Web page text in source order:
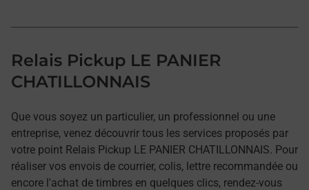
Relais Pickup LE PANIER
CHATILLONNAIS
Que vous soyez un particulier, un professionnel ou une
entreprise, venez découvrir tous les services proposés par
votre point Relais Pickup LE PANIER CHATILLONNAIS. Pour
réaliser vos envois de courrier, colis, lettre recommandée ou
encore l'achat de timbres en quelques clics, rendez-vous